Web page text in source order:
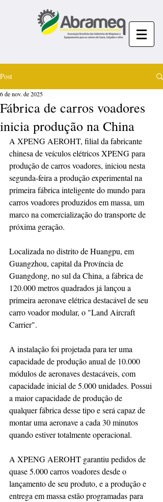
Post
Fábrica de carros voadores
inicia produção na China
6 de nov. de 2025
A XPENG AEROHT, filial da fabricante
chinesa de veículos elétricos XPENG para
produção de carros voadores, iniciou nesta
segunda-feira a produção experimental na
primeira fábrica inteligente do mundo para
carros voadores produzidos em massa, um
marco na comercialização do transporte de
próxima geração.
Localizada no distrito de Huangpu, em
Guangzhou, capital da Província de
Guangdong, no sul da China, a fábrica de
120.000 metros quadrados já lançou a
primeira aeronave elétrica destacável de seu
carro voador modular, o "Land Aircraft
Carrier".
A instalação foi projetada para ter uma
capacidade de produção anual de 10.000
módulos de aeronaves destacáveis, com
capacidade inicial de 5.000 unidades. Possui
a maior capacidade de produção de
qualquer fábrica desse tipo e será capaz de
montar uma aeronave a cada 30 minutos
quando estiver totalmente operacional.
A XPENG AEROHT garantiu pedidos de
quase 5.000 carros voadores desde o
lançamento de seu produto, e a produção e
entrega em massa estão programadas para